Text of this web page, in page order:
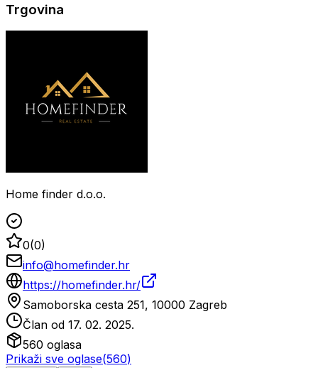
Trgovina
Home finder d.o.o.
0(0)
info@homefinder.hr
https://homefinder.hr/
Samoborska cesta 251, 10000 Zagreb
Član od 17. 02. 2025.
560 oglasa
Prikaži sve oglase(560)